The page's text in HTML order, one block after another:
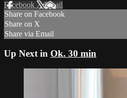
Facebook XEmail
Share on Facebook
Share on X
Share via Email
Up Next in Ok. 30 min